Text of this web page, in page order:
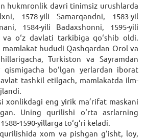
hukmronlik davri tinimsiz urushlarda
1578-yili Samarqandni, 1583-yil
1584-yili Badaxshonni, 1595-yili
o‘z davlati tarkibiga qo‘shib oldi.
hududi Qashqardan Orol va
Turkiston va Sayramdan
qismigacha bo‘lgan yerlardan iborat
tashkil etilgach, mamlakatda ilm-
xonlikdagi eng yirik ma’rifat maskani
Uning qurilishi o‘rta asrlarning
1590-yillarga to‘g‘ri keladi.
xom va pishgan g‘isht, loy,